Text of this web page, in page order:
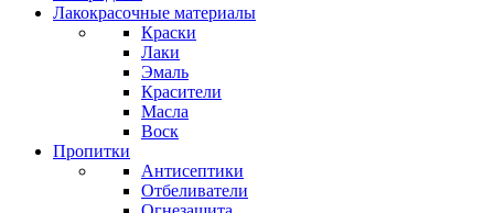
Лакокрасочные материалы
Краски
Лаки
Эмаль
Красители
Масла
Воск
Пропитки
Антисептики
Отбеливатели